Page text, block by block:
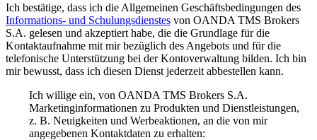
Ich bestätige, dass ich die Allgemeinen Geschäftsbedingungen des
Informations- und Schulungsdienstes von OANDA TMS Brokers
S.A. gelesen und akzeptiert habe, die die Grundlage für die
Kontaktaufnahme mit mir bezüglich des Angebots und für die
telefonische Unterstützung bei der Kontoverwaltung bilden. Ich bin
mir bewusst, dass ich diesen Dienst jederzeit abbestellen kann.
Ich willige ein, von OANDA TMS Brokers S.A.
Marketinginformationen zu Produkten und Dienstleistungen,
z. B. Neuigkeiten und Werbeaktionen, an die von mir
angegebenen Kontaktdaten zu erhalten: